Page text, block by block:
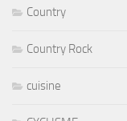
Country
Country Rock
cuisine